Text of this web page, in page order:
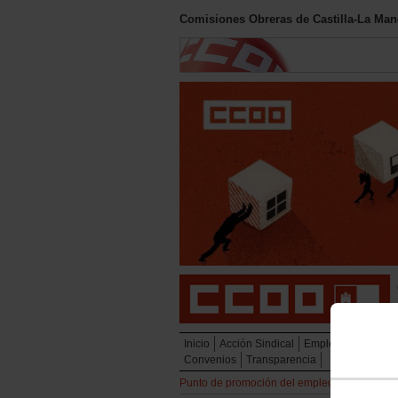
Comisiones Obreras de Castilla-La
Inicio Acción Sindical Empleo
Convenios
Transparencia
Punto de promoción del empleo